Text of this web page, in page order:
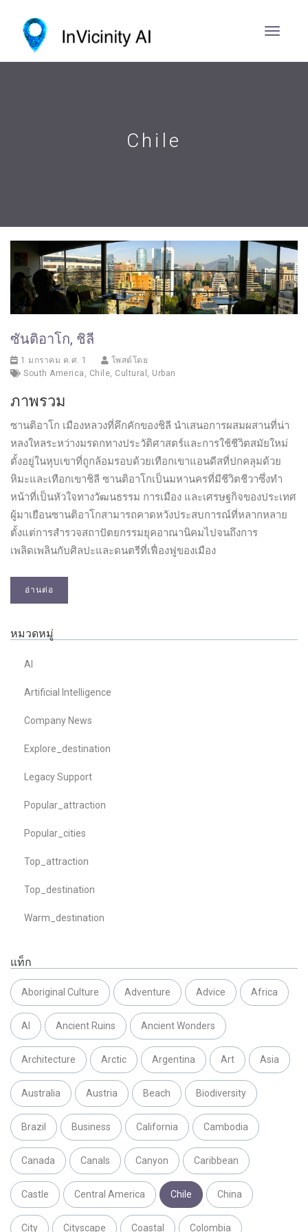
Chile
ซันติอาโก, ชิลี
1 มกราคม ค.ศ. 1
โพสต์โดย
South America , Chile, Cultural , Urban
ภาพรวม
ซานติอาโก เมืองหลวงที่คึกคักของชิลี นำเสนอการผสมผสานที่น่า
หลงใหลระหว่างมรดกทางประวัติศาสตร์และการใช้ชีวิตสมัยใหม่
ตั้งอยู่ในหุบเขาที่ถูกล้อมรอบด้วยเทือกเขาแอนดีสที่ปกคลุมด้วย
หิมะและเทือกเขาชิลี ซานติอาโกเป็นมหานครที่มีชีวิตชีวาซึ่งทำ
หน้าที่เป็นหัวใจทางวัฒนธรรม การเมือง และเศรษฐกิจของประเทศ
ผู้มาเยือนซานติอาโกสามารถคาดหวังประสบการณ์ที่หลากหลาย
ตั้งแต่การสำรวจสถาปัตยกรรมยุคอาณานิคมไปจนถึงการ
เพลิดเพลินกับศิลปะและดนตรีที่เฟื่องฟูของเมือง
อ่านต่อ
หมวดหมู่
AI
Artificial Intelligence
Company News
Explore_destination
Legacy Support
Popular_attraction
Popular_cities
Top_attraction
Top_destination
Warm_destination
แท็ก
Aboriginal Culture Adventure Advice Africa
AI Ancient Ruins Ancient Wonders
Architecture Arctic Argentina Art Asia
Australia Austria Beach Biodiversity
Brazil Business California Cambodia
Canada Canals Canyon Caribbean
Castle Central America Chile China
City Cityscape Coastal Colombia